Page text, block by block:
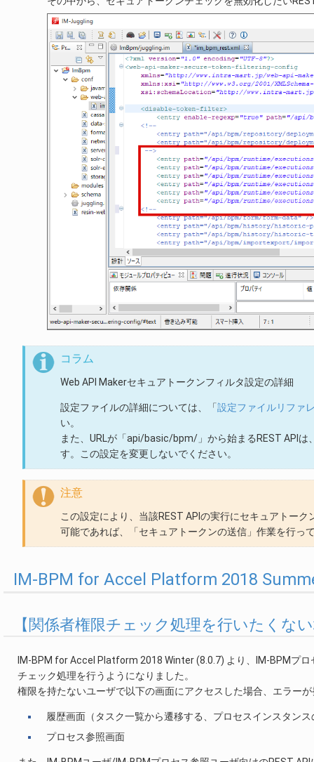
コラム
Web API Makerセキュアトークンフィルタ設定の詳細
設定ファイルの詳細については、「設定ファイルリファ
い。
また、URLが「api/basic/bpm/」から始まるREST API
す。この設定を変更しないでください。
注意
この設定により、当該REST APIの実行にセキュアトー
可能であれば、「セキュアトークンの送信」作業を行っ
IM-BPM for Accel Platform 2018
【関係者権限チェック処理を行いたくな
IM-BPM for Accel Platform 2018 Winter (8.0.7) より、IM-BPMプ
チェック処理を行うようになりました。
権限を持たないユーザで以下の画面にアクセスした場合、エラー
履歴画面（タスク一覧から遷移する、プロセスインスタン
プロセス参照画面